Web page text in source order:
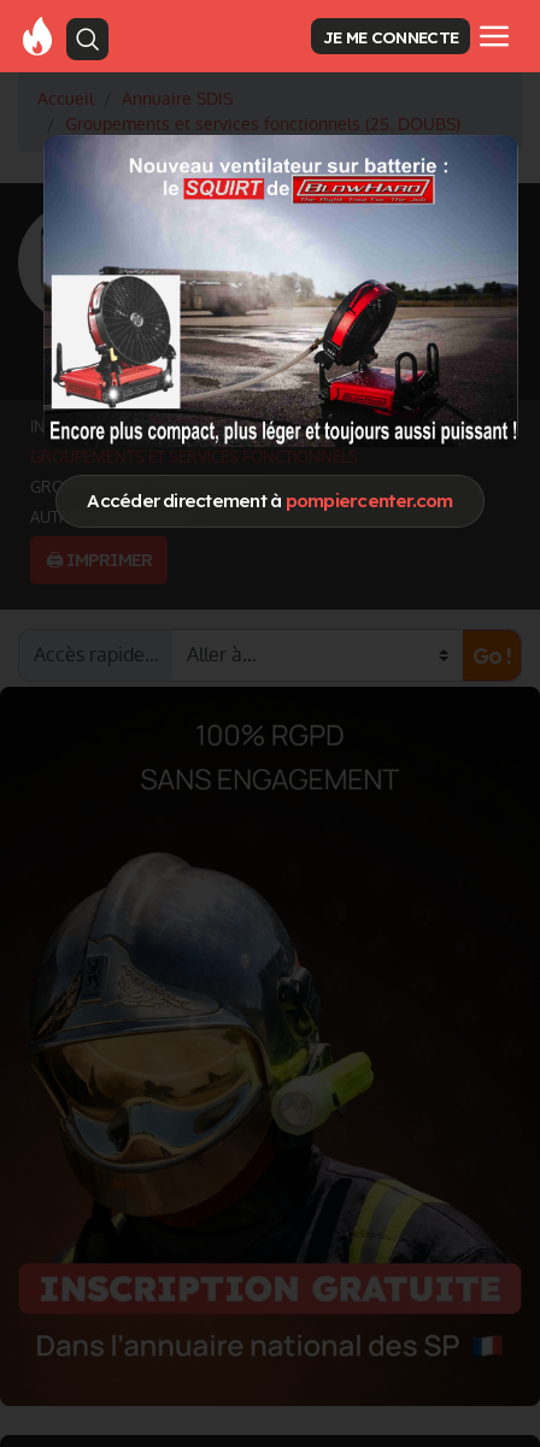
Accéder directement à pompiercenter.com
JE ME CONNECTE
Accueil
Annuaire SDIS
Groupements et services fonctionnels (25. DOUBS)
Retour à la liste des SDIS
SDIS Doubs à
Besançon (25)
DépartementDOUBS
5 233 km² - 552 643 habitants
Informations mises à jour le 25 juin 2026
INFOS GÉNÉRALES
GROUPEMENTS ET SERVICES FONCTIONNELS
GROUPEMENTS TERRITORIAUX
AUTRES ORGANISMES
🖨️ IMPRIMER
Accès rapide… Go !